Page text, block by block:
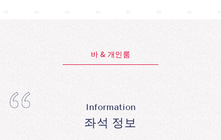
바 & 개인룸
Information
좌석 정보